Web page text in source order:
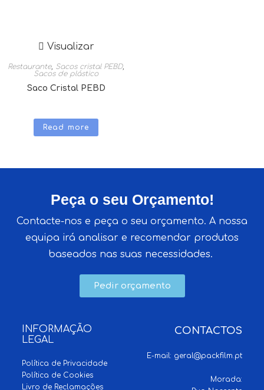
Visualizar
Restaurante, Sacos cristal PEBD,
Sacos de plástico
Saco Cristal PEBD
Read more
Peça o seu Orçamento!
Contacte-nos e peça o seu orçamento. A nossa
equipa irá analisar e recomendar produtos
baseados nas suas necessidades.
Pedir orçamento
INFORMAÇÃO
LEGAL
Política de Privacidade
Política de Cookies
Livro de Reclamações
CONTACTOS
E-mail: geral@packfilm.pt
Morada: